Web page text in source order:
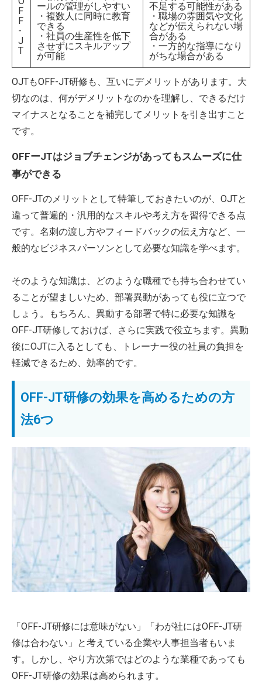
F
F
-
J
T
ールの管理がしやすい
・複数人に同時に教育
できる
・社員の生産性を低下
させずにスキルアップ
が可能
不足する可能性がある
・職場の雰囲気や文化
などが伝えられない場
合がある
・一方的な指導になり
がちな場合がある
OJTもOFF-JT研修も、互いにデメリットがあります。大
切なのは、何がデメリットなのかを理解し、できるだけ
マイナスとなることを補完してメリットを引き出すこと
です。
OFFーJTはジョブチェンジがあってもスムーズに仕
事ができる
OFF-JTのメリットとして特筆しておきたいのが、OJTと
違って普遍的・汎用的なスキルや考え方を習得できる点
です。名刺の渡し方やフィードバックの伝え方など、一
般的なビジネスパーソンとして必要な知識を学べます。
そのような知識は、どのような職種でも持ち合わせてい
ることが望ましいため、部署異動があっても役に立つで
しょう。もちろん、異動する部署で特に必要な知識を
OFF-JT研修しておけば、さらに実践で役立ちます。異動
後にOJTに入るとしても、トレーナー役の社員の負担を
軽減できるため、効率的です。
OFF-JT研修の効果を高めるための方
法6つ
「OFF-JT研修には意味がない」「わが社にはOFF-JT研
修は合わない」と考えている企業や人事担当者もいま
す。しかし、やり方次第ではどのような業種であっても
OFF-JT研修の効果は高められます。